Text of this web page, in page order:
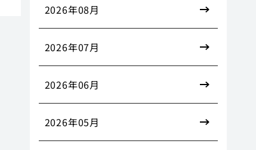
2026年08月
2026年07月
2026年06月
2026年05月